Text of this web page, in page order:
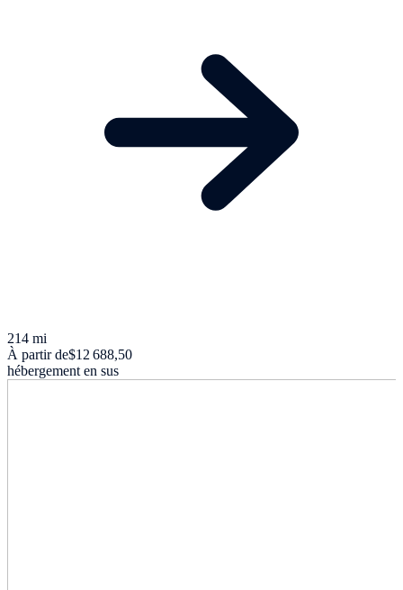
214 mi
À partir de$12 688,50
hébergement en sus